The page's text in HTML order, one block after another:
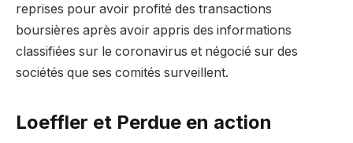
reprises pour avoir profité des transactions
boursières après avoir appris des informations
classifiées sur le coronavirus et négocié sur des
sociétés que ses comités surveillent.
Loeffler et Perdue en action